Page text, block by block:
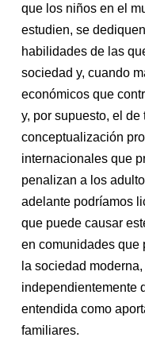
que los niños en el
estudien, se
habilidades de las
sociedad y, cuando
económicos que
y, por supuesto, el de
conceptualización
internacionales que
penalizan a los
adelante podríamos
que puede causar
en comunidades que
la sociedad
independientemente
entendida como
familiares.